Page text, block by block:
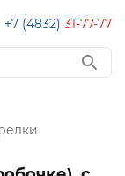
+7 (4832) 31-77-77